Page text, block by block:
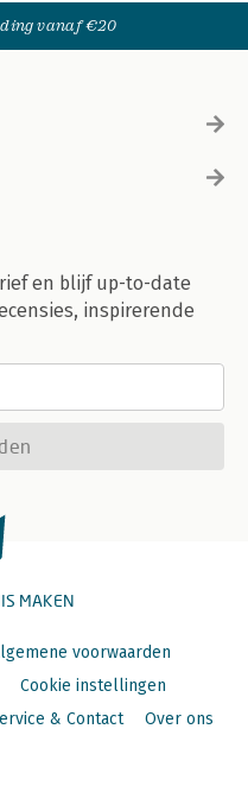
vanaf €20
en blijf up-to-date
inspirerende
MAKEN
voorwaarden
Cookie instellingen
& Contact Over ons